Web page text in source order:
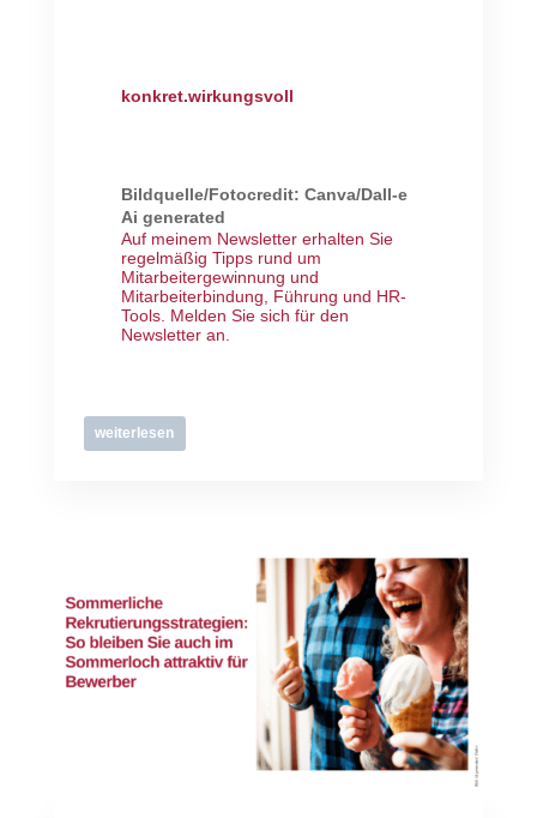
konkret.wirkungsvoll
Bildquelle/Fotocredit: Canva/Dall-e
Ai generated
Auf meinem Newsletter erhalten Sie
regelmäßig Tipps rund um
Mitarbeitergewinnung und
Mitarbeiterbindung, Führung und HR-
Tools. Melden Sie sich für den
Newsletter an
weiterlesen